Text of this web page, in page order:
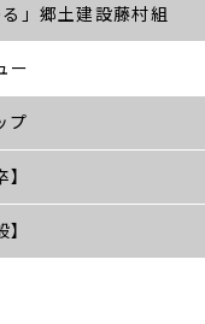
る」郷土建設藤村組
ー
プ